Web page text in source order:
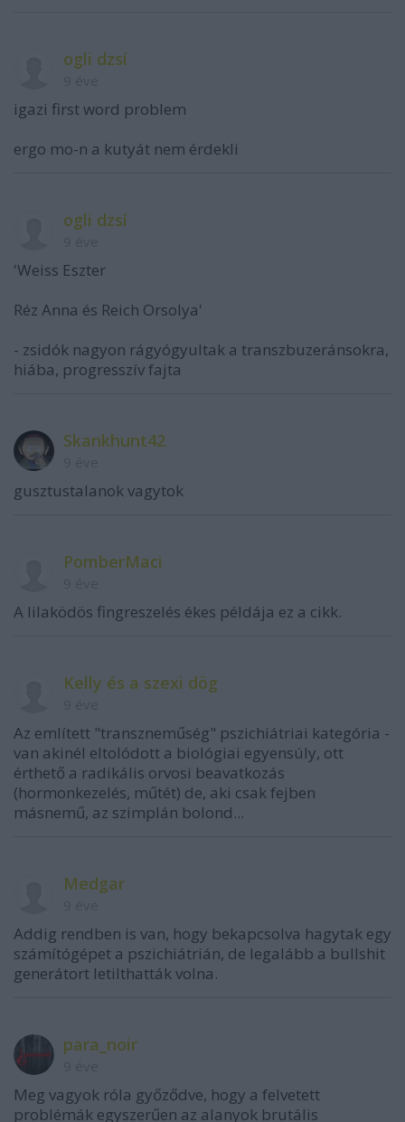
ogli dzsí
igazi first word problem
ergo mo-n a kutyát nem érdekli
ogli dzsí
'Weiss Eszter
Réz Anna és Reich Orsolya'
- zsidók nagyon rágyógyultak a transzbuzeránsokra,
hiába, progresszív fajta
Skankhunt42
gusztustalanok vagytok
PomberMaci
A lilaködös fingreszelés ékes példája ez a cikk.
Kelly és a szexi dög
Az említett "transzneműség" pszichiátriai kategória -
van akinél eltolódott a biológiai egyensúly, ott
érthető a radikális orvosi beavatkozás
(hormonkezelés, műtét) de, aki csak fejben
másnemű, az szimplán bolond...
Medgar
Addig rendben is van, hogy bekapcsolva hagytak egy
számítógépet a pszichiátrián, de legalább a bullshit
generátort letilthatták volna.
para_noir
Meg vagyok róla győződve, hogy a felvetett
problémák egyszerűen az alanyok brutális